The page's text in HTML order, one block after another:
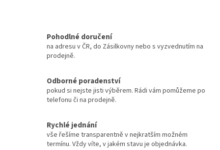
Pohodlné doručení
na adresu v ČR, do Zásilkovny nebo s vyzvednutím na
prodejně.
Odborné poradenství
pokud si nejste jisti výběrem. Rádi vám pomůžeme po
telefonu či na prodejně.
Rychlé jednání
vše řešíme transparentně v nejkratším možném
termínu. Vždy víte, v jakém stavu je objednávka.